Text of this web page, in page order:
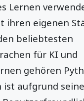
Lernen
ihren eigenen
beliebtesten
für KI und
gehören
ist aufgrund